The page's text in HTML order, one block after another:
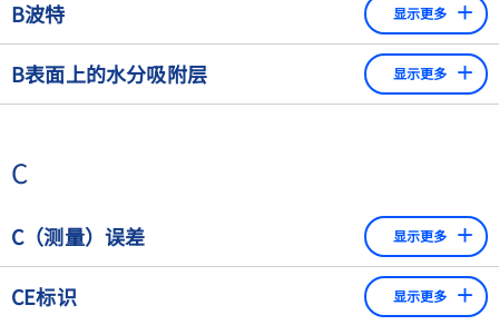
大载荷。它通常由预载荷（如秤盘）和测量范围组成。
B波特 显示更多
电信号调制速率的计量单位，今天通常等同于有效载荷数据
传输速度的单位比特/秒。
B表面上的水分吸附层 显示更多
为了尽量减少物体对潮湿水分的吸附，用户必须避免弄脏
或用手触摸物体，例如留下的指纹会影响称量结果。
C
C（测量）误差 显示更多
显示值与真实值或参考值之间的差异（也称为偏差）。
CE标识 显示更多